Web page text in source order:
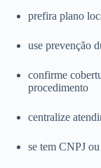
prefira plano
use prevenção
confirme
procedimento
centralize
se tem CNPJ